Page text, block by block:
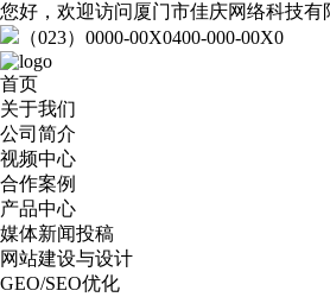
您好，欢迎访问厦门市佳庆网络科技有
（023）0000-00X0400-000-00X0
首页
关于我们
公司简介
视频中心
合作案例
产品中心
媒体新闻投稿
网站建设与设计
GEO/SEO优化